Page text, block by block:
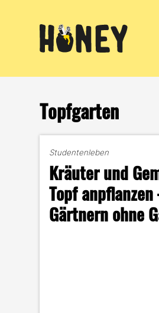
Topfgarten
Studentenleben
Kräuter und
Topf anpflanzen
Gärtnern ohne